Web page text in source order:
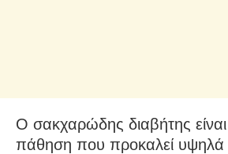
Ο σακχαρώδης διαβήτης είναι
πάθηση που προκαλεί υψηλά